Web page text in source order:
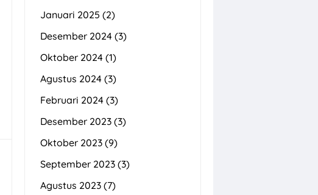
Januari 2025 (2)
Desember 2024 (3)
Oktober 2024 (1)
Agustus 2024 (3)
Februari 2024 (3)
Desember 2023 (3)
Oktober 2023 (9)
September 2023 (3)
Agustus 2023 (7)